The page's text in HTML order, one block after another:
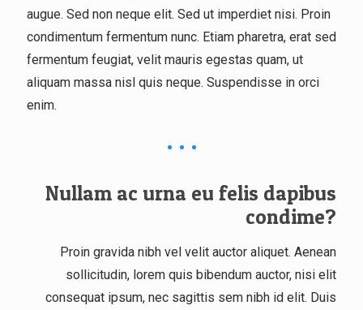
augue. Sed non neque elit. Sed ut imperdiet nisi. Proin
condimentum fermentum nunc. Etiam pharetra, erat sed
fermentum feugiat, velit mauris egestas quam, ut
aliquam massa nisl quis neque. Suspendisse in orci
enim.
Nullam ac urna eu felis dapibus
condime?
Proin gravida nibh vel velit auctor aliquet. Aenean
sollicitudin, lorem quis bibendum auctor, nisi elit
consequat ipsum, nec sagittis sem nibh id elit. Duis